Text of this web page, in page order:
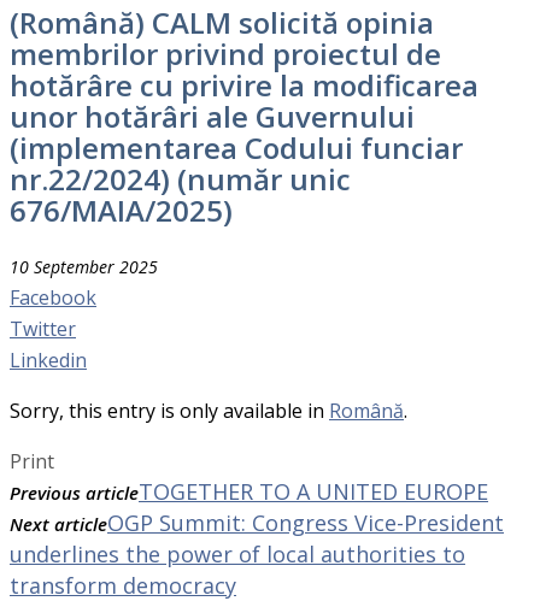
(Română) CALM solicită opinia
membrilor privind proiectul de
hotărâre cu privire la modificarea
unor hotărâri ale Guvernului
(implementarea Codului funciar
nr.22/2024) (număr unic
676/MAIA/2025)
10 September 2025
Facebook
Twitter
Linkedin
Sorry, this entry is only available in Română.
Print
Previous articleTOGETHER TO A UNITED EUROPE
Next articleOGP Summit: Congress Vice-President
underlines the power of local authorities to
transform democracy